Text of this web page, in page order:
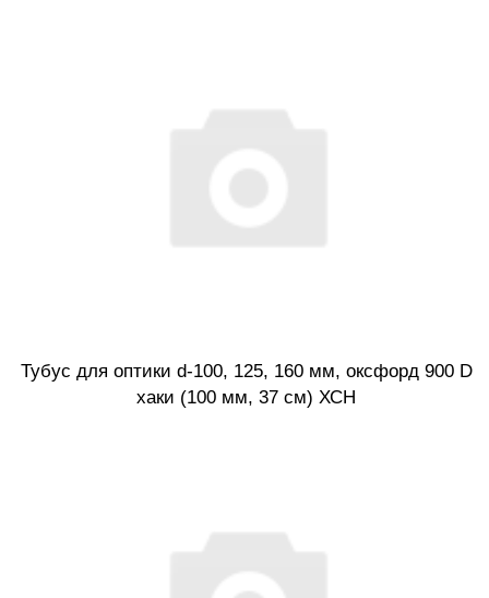
Тубус для оптики d-100, 125, 160 мм, оксфорд 900 D
хаки (100 мм, 37 см) ХСН